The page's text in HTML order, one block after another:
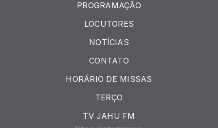
PROGRAMAÇÃO
LOCUTORES
NOTÍCIAS
CONTATO
HORÁRIO DE MISSAS
TERÇO
TV JAHU FM